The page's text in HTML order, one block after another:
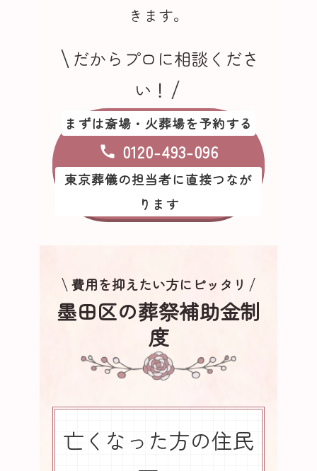
きます。
だからプロに相談くださ
い！
まずは斎場・火葬場を予約する
0120-493-096
東京葬儀の担当者に直接つなが
ります
費用を抑えたい方にピッタリ
墨田区の葬祭補助金制
度
亡くなった方の住民